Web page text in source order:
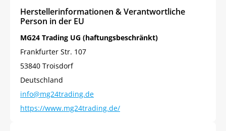
Herstellerinformationen & Verantwortliche
Person in der EU
MG24 Trading UG (haftungsbeschränkt)
Frankfurter Str. 107
53840 Troisdorf
Deutschland
info@mg24trading.de
https://www.mg24trading.de/